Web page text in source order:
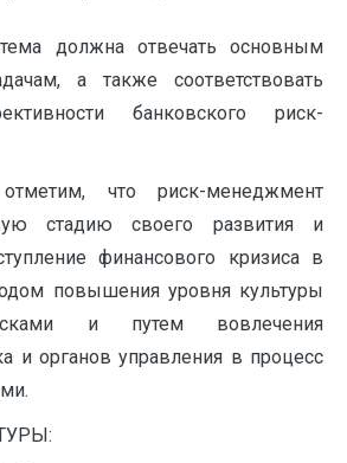
должна отвечать основным
а также соответствовать
банковского риск-
что риск-менеджмент
стадию своего развития и
финансового кризиса в
повышения уровня культуры
и путем вовлечения
и органов управления в процесс